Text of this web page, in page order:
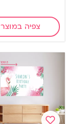
צפיה במוצר